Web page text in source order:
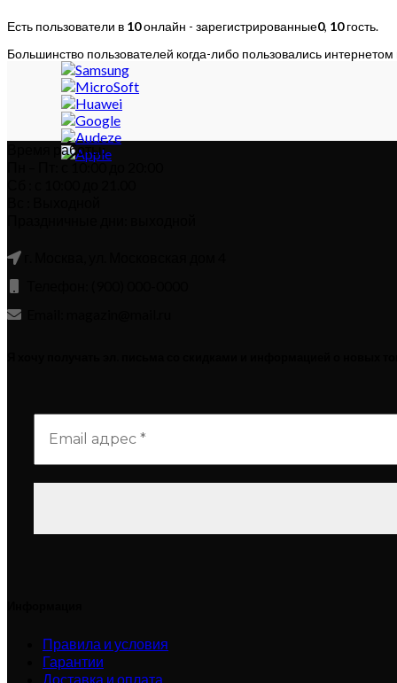
Есть пользователи в 10онлайн - зарегистрированные0, 10гость.
Большинство пользователей когда-либо пользовались интернетом
Время работы:
Пн – Пт: с 10:00 до 20:00
Правила и условия
Гарантии
Доставка и оплата